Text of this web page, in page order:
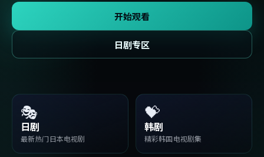
开始观看
日剧专区
🎭
日剧
最新热门日本电视剧
💝
韩剧
精彩韩国电视剧集